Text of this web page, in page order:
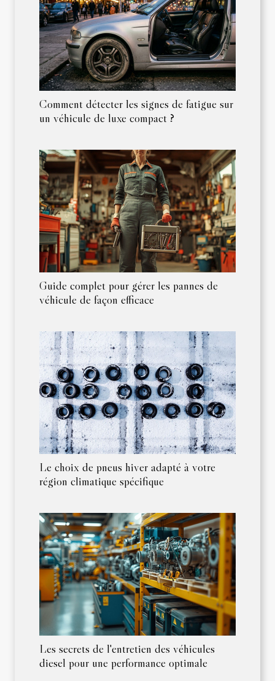
Comment détecter les signes de fatigue sur
un véhicule de luxe compact ?
Guide complet pour gérer les pannes de
véhicule de façon efficace
Le choix de pneus hiver adapté à votre
région climatique spécifique
Les secrets de l'entretien des véhicules
diesel pour une performance optimale